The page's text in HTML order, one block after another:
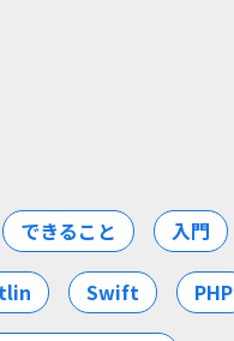
できること 入門
Swift PHP